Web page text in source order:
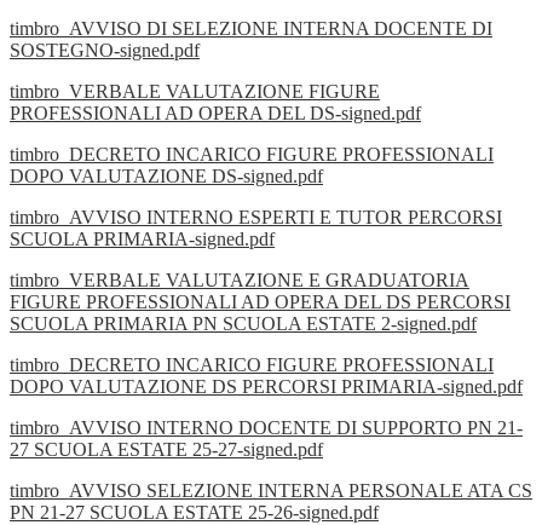
timbro_AVVISO DI SELEZIONE INTERNA DOCENTE DI
SOSTEGNO-signed.pdf
timbro_VERBALE VALUTAZIONE FIGURE
PROFESSIONALI AD OPERA DEL DS-signed.pdf
timbro_DECRETO INCARICO FIGURE PROFESSIONALI
DOPO VALUTAZIONE DS-signed.pdf
timbro_AVVISO INTERNO ESPERTI E TUTOR PERCORSI
SCUOLA PRIMARIA-signed.pdf
timbro_VERBALE VALUTAZIONE E GRADUATORIA
FIGURE PROFESSIONALI AD OPERA DEL DS PERCORSI
SCUOLA PRIMARIA PN SCUOLA ESTATE 2-signed.pdf
timbro_DECRETO INCARICO FIGURE PROFESSIONALI
DOPO VALUTAZIONE DS PERCORSI PRIMARIA-signed.pdf
timbro_AVVISO INTERNO DOCENTE DI SUPPORTO PN 21-
27 SCUOLA ESTATE 25-27-signed.pdf
timbro_AVVISO SELEZIONE INTERNA PERSONALE ATA CS
PN 21-27 SCUOLA ESTATE 25-26-signed.pdf